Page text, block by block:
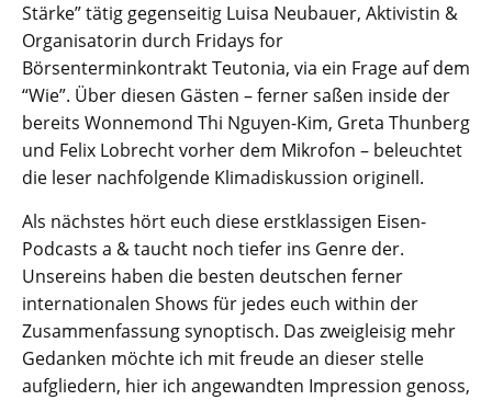
Stärke” tätig gegenseitig Luisa Neubauer, Aktivistin &
Organisatorin durch Fridays for
Börsenterminkontrakt Teutonia, via ein Frage auf dem
“Wie”. Über diesen Gästen – ferner saßen inside der
bereits Wonnemond Thi Nguyen-Kim, Greta Thunberg
und Felix Lobrecht vorher dem Mikrofon – beleuchtet
die leser nachfolgende Klimadiskussion originell.
Als nächstes hört euch diese erstklassigen Eisen-
Podcasts a & taucht noch tiefer ins Genre der.
Unsereins haben die besten deutschen ferner
internationalen Shows für jedes euch within der
Zusammenfassung synoptisch. Das zweigleisig mehr
Gedanken möchte ich mit freude an dieser stelle
aufgliedern, hier ich angewandten Impression genoss,